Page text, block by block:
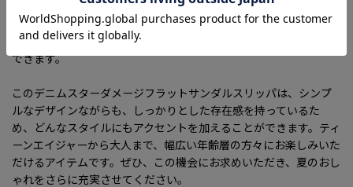
だけるよう、デニムスタイルに合わせた様々なデザインの衣服と
も相性抜群。スカートやショートパンツと合わせれば、女性らし
さを引き立てつつ、カジュアルさも失わない絶妙なバランスを演出
できます。
このデニムスターダメージフラットサンダルスリッパは、シンプ
ルなデザインながらも、しっかりとした存在感を持っているた
め、どんなスタイルにもアクセントを加えることができます。ティ
ーンエイジャーから大人まで、幅広い年齢層の方々にお楽しみいた
だけるアイテムです。ぜひ、この機会にお求めいただき、夏のおし
ゃれをさらに充実させてください。